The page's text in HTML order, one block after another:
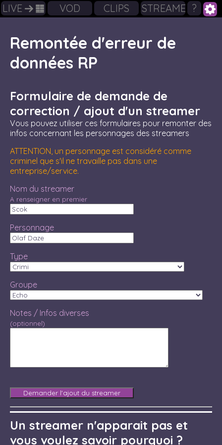
LIVE VOD CLIPS STREAMERS
?
Remontée d'erreur de
données RP
Formulaire de demande de
correction / ajout d'un streamer
Vous pouvez utiliser ces formulaires pour remonter des
infos concernant les personnages des streamers
ATTENTION, un personnage est considéré comme
criminel que s'il ne travaille pas dans une
entreprise/service.
Nom du streamer
A renseigner en premier
Personnage
Type
Groupe
Notes / Infos diverses
(optionnel)
Un streamer n'apparait pas et
vous voulez savoir pourquoi ?